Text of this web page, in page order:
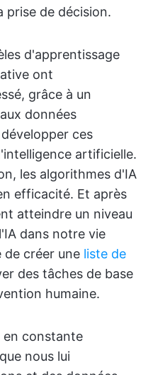
prise de décision.
d'apprentissage
ont
grâce à un
données
ces
artificielle.
les algorithmes d'IA
efficacité. Et après
atteindre un niveau
dans notre vie
de créer une liste de
des tâches de base
humaine.
en constante
nous lui